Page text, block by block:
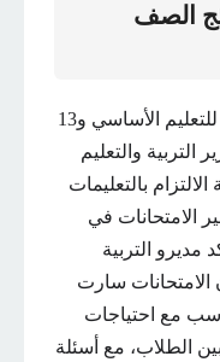
الصف
واستمرت الامتحانات حتى 12 يونيو للتعليم الأساسي و13
التربية والتعليم
بالتعليمات
الامتحانات في
التربية
سارت
مع احتياجات
الطلاب، مع أسئلة